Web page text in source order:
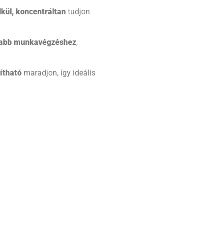
koncentráltan tudjon
munkavégzéshez,
maradjon, így ideális